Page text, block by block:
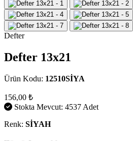
Defter
Defter 13x21
Ürün Kodu: 12510SİYA
156,00 ₺
Stokta Mevcut: 4537 Adet
Renk: SİYAH